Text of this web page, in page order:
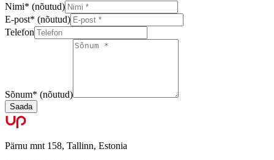
Nimi* (nõutud)
E-post* (nõutud)
Telefon
Sõnum* (nõutud)
Saada
Pärnu mnt 158, Tallinn, Estonia